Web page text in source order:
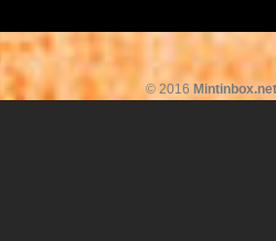
© 2016 Mintinbox.net